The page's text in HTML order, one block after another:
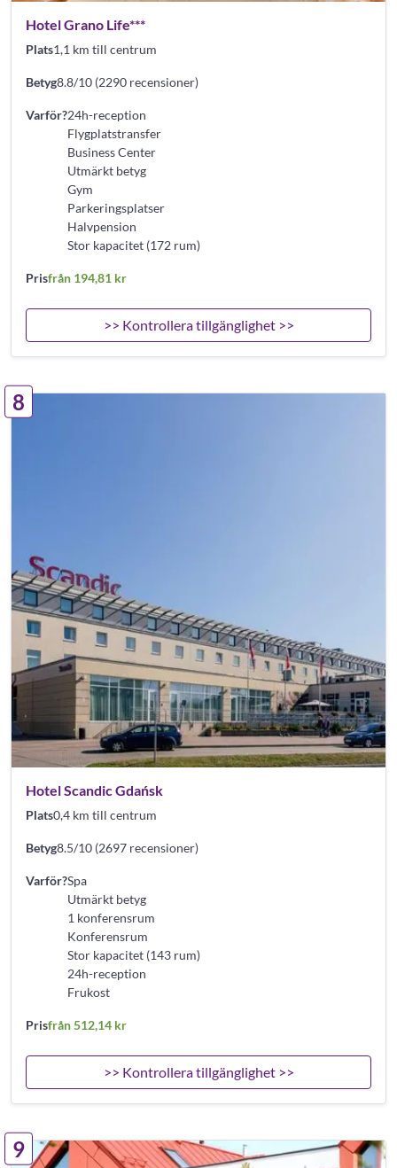
Hotel Grano Life***
Plats1,1 km till centrum
Betyg8.8/10 (2290 recensioner)
Varför?24h-reception
Flygplatstransfer
Business Center
Utmärkt betyg
Gym
Parkeringsplatser
Halvpension
Stor kapacitet (172 rum)
Prisfrån 194,81 kr
>> Kontrollera tillgänglighet >>
8
Hotel Scandic Gdańsk
Plats0,4 km till centrum
Betyg8.5/10 (2697 recensioner)
Varför?Spa
Utmärkt betyg
1 konferensrum
Konferensrum
Stor kapacitet (143 rum)
24h-reception
Frukost
Prisfrån 512,14 kr
>> Kontrollera tillgänglighet >>
9